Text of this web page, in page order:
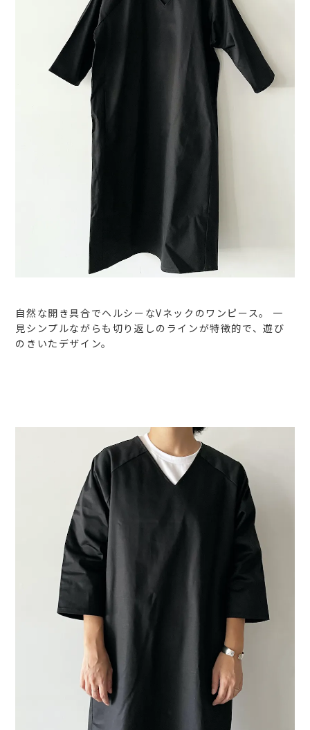
自然な開き具合でヘルシーなVネックのワンピース。
一
見シンプルながらも切り返しのラインが特徴的で、遊び
のきいたデザイン。